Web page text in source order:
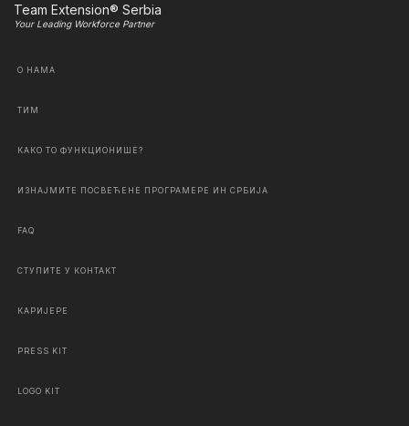
Team Extension® Serbia
Your Leading Workforce Partner
О НАМА
ТИМ
КАКО ТО ФУНКЦИОНИШЕ?
ИЗНАЈМИТЕ ПОСВЕЋЕНЕ ПРОГРАМЕРЕ ИН СРБИЈА
FAQ
СТУПИТЕ У КОНТАКТ
КАРИЈЕРЕ
PRESS KIT
LOGO KIT